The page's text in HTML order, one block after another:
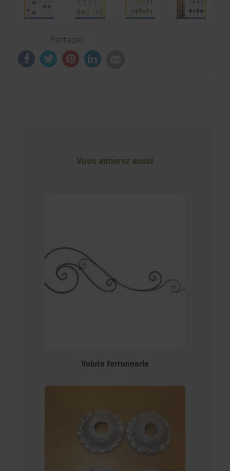
Partager :
Vous aimerez aussi
Volute ferronnerie